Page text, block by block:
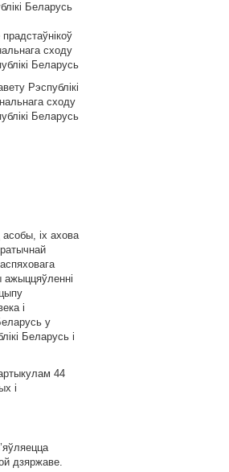
Беларусь
сходу
Беларусь
Рэспублікі
сходу
Беларусь
асобы, iх ахова
ажыццяўленнi
i
у
Беларусь i
44
i
дзяржаве.